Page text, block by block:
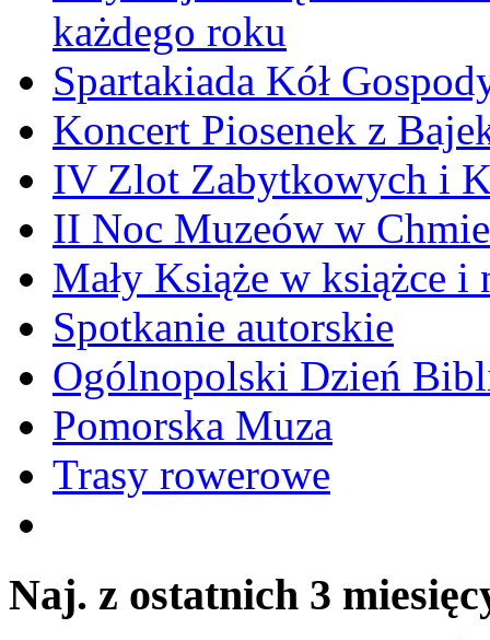
każdego roku
Spartakiada Kół
Koncert Piosenek z
IV Zlot Zabytkowych i
II Noc Muzeów w
Mały Książe w książce i
Spotkanie autorskie
Ogólnopolski Dzień
Pomorska Muza
Trasy rowerowe
Naj. z ostatnich 3